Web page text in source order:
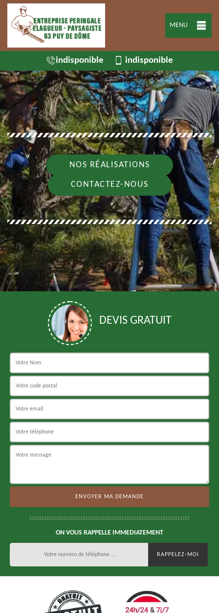
MENU
indisponible indisponible
NOS RÉALISATIONS
CONTACTEZ-NOUS
DEVIS GRATUIT
ON VOUS RAPPELLE IMMEDIATEMENT